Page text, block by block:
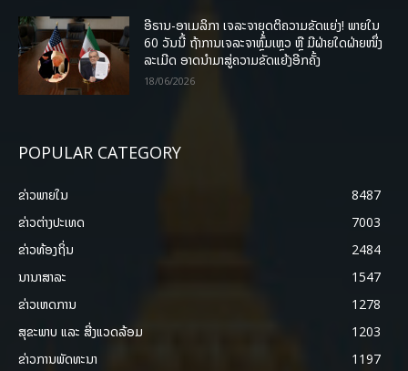
ອີຣານ-ອາເມລິກາ ເຈລະຈາຍຸດຕິຄວາມຂັດແຍ່ງ! ພາຍໃນ
60 ວັນນີ້ ຖ້າການເຈລະຈາຫຼົ້ມເຫຼວ ຫຼື ມີຝ່າຍໃດຝ່າຍໜຶ່ງ
ລະເມີດ ອາດນໍາມາສູ່ຄວາມຂັດແຍ້ງອີກຄັ້ງ
18/06/2026
POPULAR CATEGORY
ຂ່າວພາຍ​ໃນ
8487
ຂ່າວຕ່າງປະເທດ
7003
ຂ່າວທ້ອງຖິ່ນ
2484
ນານາສາລະ
1547
ຂ່າວເຫດການ
1278
ສຸຂະພາບ ແລະ ສີ່ງແວດລ້ອມ
1203
ຂ່າວການພັດທະນາ
1197